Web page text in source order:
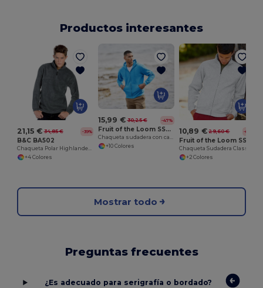
Productos interesantes
21,15 € 34,85 € -39%
B&C BA502
Chaqueta Polar Highlander+
+4 Colores
15,99 € 30,25 € -47%
Fruit of the Loom SS222
Chaqueta sudadera con capucha Classic 80/20
+10 Colores
10,89 € 29,60 € -63%
+2 Colores
Mostrar todo
Preguntas frecuentes
¿Es adecuado para serigrafía o bordado?